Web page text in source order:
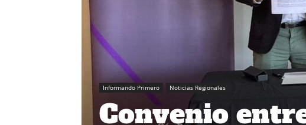
Informando Primero Noticias Regionales
Convenio